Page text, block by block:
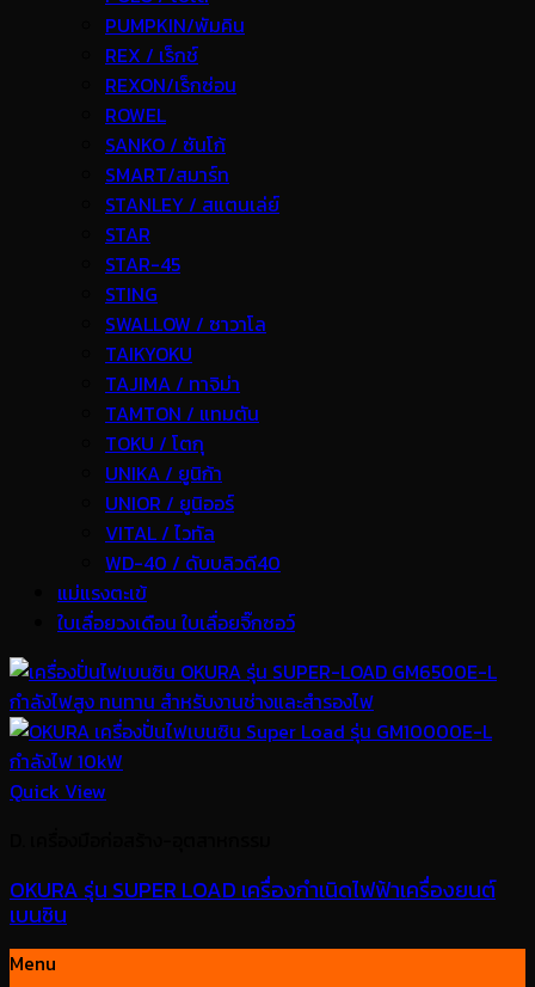
PUMPKIN/พัมคิน
REX / เร็กช์
REXON/เร็กซ่อน
ROWEL
SANKO / ซันโก้
SMART/สมาร์ท
STANLEY / สแตนเล่ย์
STAR
STAR-45
STING
SWALLOW / ซาวาโล
TAIKYOKU
TAJIMA / ทาจิม่า
TAMTON / แทมตัน
TOKU / โตกุ
UNIKA / ยูนิก้า
UNIOR / ยูนิออร์
VITAL / ไวทัล
WD-40 / ดับบลิวดี40
แม่แรงตะเข้
ใบเลื่อยวงเดือน ใบเลื่อยจิ๊กซอว์
Quick View
OKURA รุ่น SUPER LOAD เครื่องกำเนิดไฟฟ้าเครื่องยนต์
เบนซิน
Menu